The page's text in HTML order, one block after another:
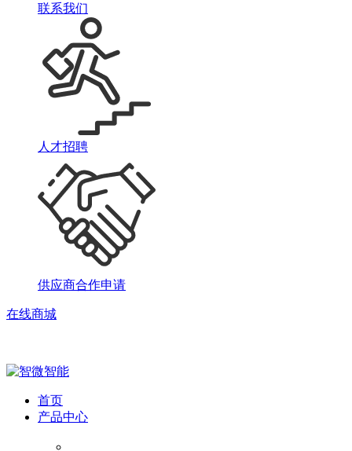
联系我们
人才招聘
供应商合作申请
在线商城
首页
产品中心